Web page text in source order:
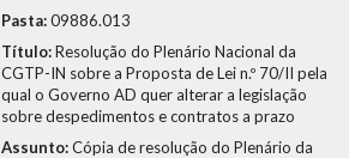
Pasta:09886.013
Título:Resolução do Plenário Nacional da
CGTP-IN sobre a Proposta de Lei n.º 70/II pela
qual o Governo AD quer alterar a legislação
sobre despedimentos e contratos a prazo
Assunto:Cópia de resolução do Plenário da